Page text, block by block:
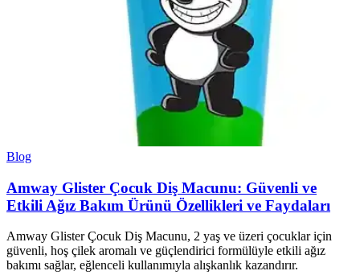
Blog
Amway Glister Çocuk Diş Macunu: Güvenli ve
Etkili Ağız Bakım Ürünü Özellikleri ve Faydaları
Amway Glister Çocuk Diş Macunu, 2 yaş ve üzeri çocuklar için
güvenli, hoş çilek aromalı ve güçlendirici formülüyle etkili ağız
bakımı sağlar, eğlenceli kullanımıyla alışkanlık kazandırır.